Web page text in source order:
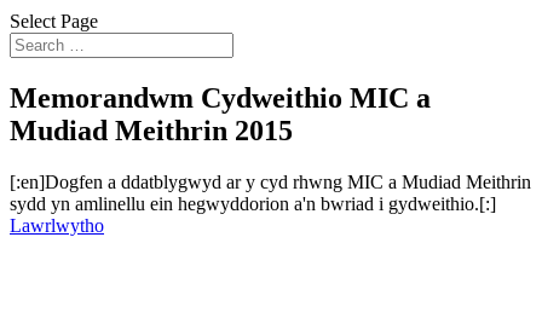
Select Page
Memorandwm Cydweithio MIC a
Mudiad Meithrin 2015
[:en]Dogfen a ddatblygwyd ar y cyd rhwng MIC a Mudiad Meithrin
sydd yn amlinellu ein hegwyddorion a'n bwriad i gydweithio.[:]
Lawrlwytho